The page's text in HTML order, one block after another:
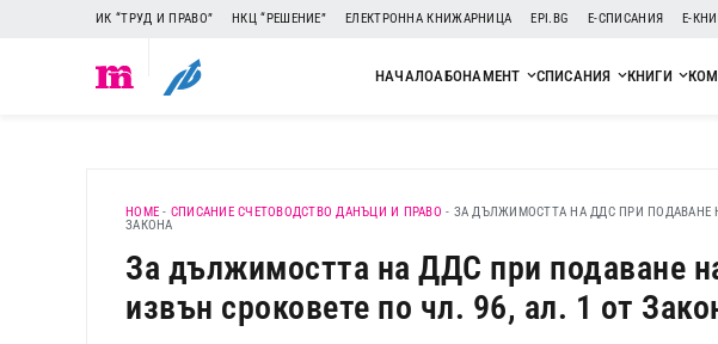
ИК “ТРУД И ПРАВО” НКЦ “РЕШЕНИЕ” ЕЛЕКТРОННА КНИЖАРНИЦА EPI.BG Е-СПИСАНИЯ Е-
НАЧАЛОАБОНАМЕНТ СПИСАНИЯ КНИГИ
HOME - СПИСАНИЕ СЧЕТОВОДСТВО ДАНЪЦИ И ПРАВО - ЗА ДЪЛЖИМОСТТА НА ДДС ПРИ ПОДАВАНЕ
ЗАКОНА
За дължимостта на ДДС при подаване
извън сроковете по чл. 96, ал. 1 от